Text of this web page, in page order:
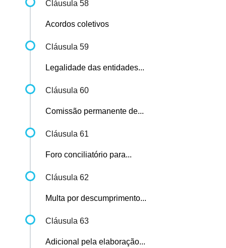
Cláusula 58
Acordos coletivos
Cláusula 59
Legalidade das entidades...
Cláusula 60
Comissão permanente de...
Cláusula 61
Foro conciliatório para...
Cláusula 62
Multa por descumprimento...
Cláusula 63
Adicional pela elaboração...